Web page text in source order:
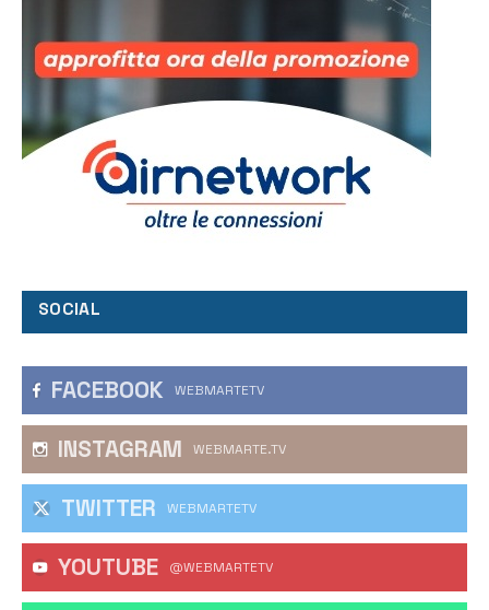
SOCIAL
FACEBOOK WEBMARTETV
INSTAGRAM WEBMARTE.TV
TWITTER WEBMARTETV
YOUTUBE @WEBMARTETV